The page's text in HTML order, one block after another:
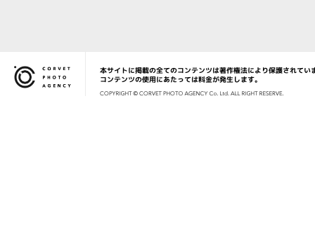
Corvet Photo Agency
本サイトに掲載の全てのコンテンツは著作権法により保護されてい
コンテンツの使用にあたっては料金が発生します。